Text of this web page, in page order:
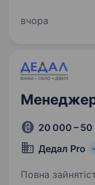
(ТМ Флінт, Сан
вчора
20 000 –
Дедал Pro
Повна